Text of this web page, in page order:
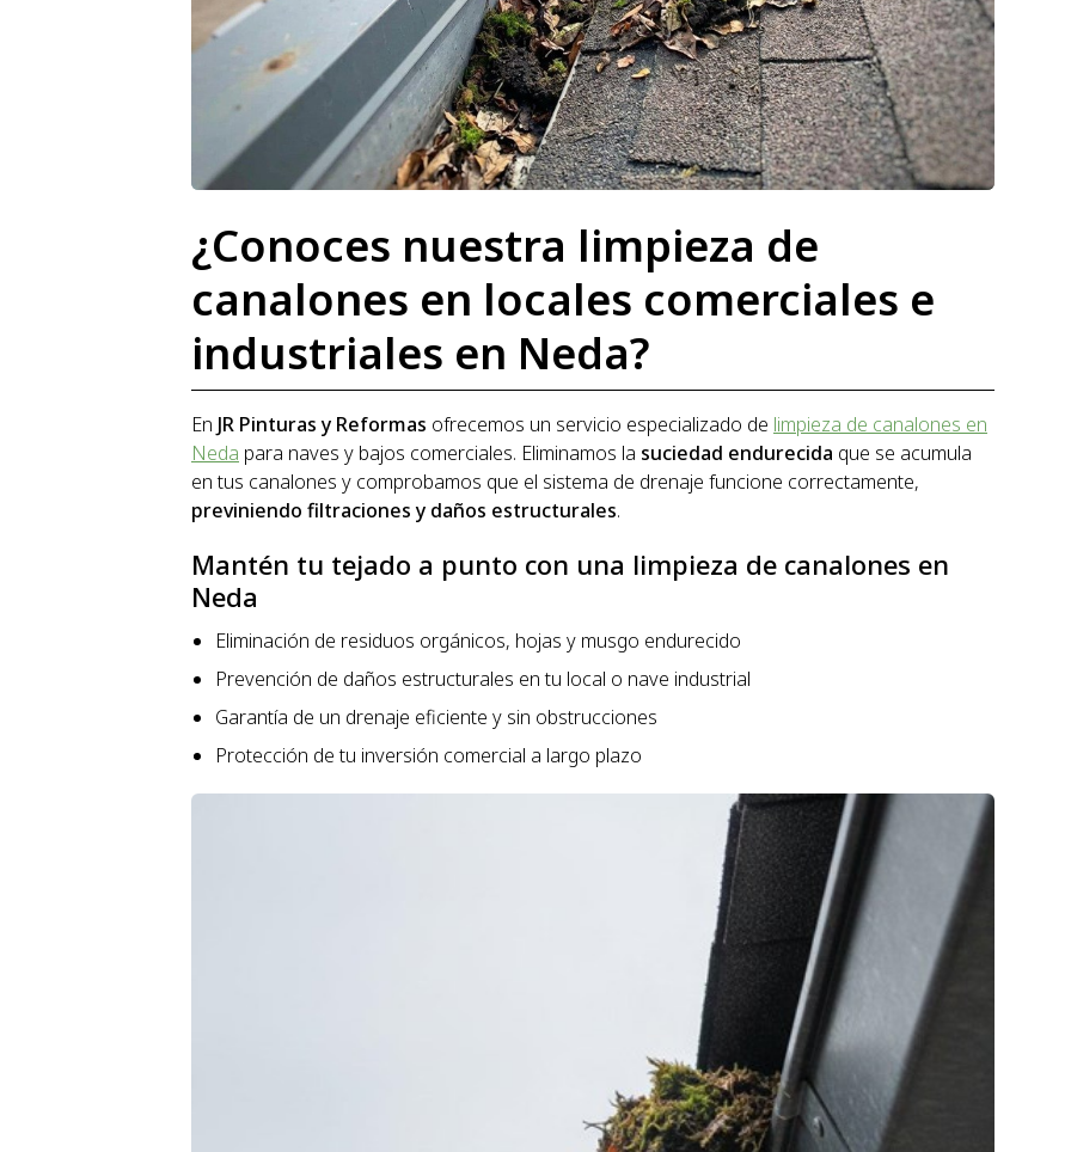
¿Conoces nuestra limpieza de
canalones en locales comerciales e
industriales en Neda?
En JR Pinturas y Reformas ofrecemos un servicio especializado de limpieza de canalones en
Neda para naves y bajos comerciales. Eliminamos la suciedad endurecida que se acumula
en tus canalones y comprobamos que el sistema de drenaje funcione correctamente,
previniendo filtraciones y daños estructurales.
Mantén tu tejado a punto con una limpieza de canalones en
Neda
Eliminación de residuos orgánicos, hojas y musgo endurecido
Prevención de daños estructurales en tu local o nave industrial
Garantía de un drenaje eficiente y sin obstrucciones
Protección de tu inversión comercial a largo plazo